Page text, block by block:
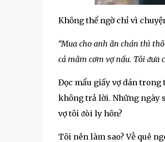
Khȏng thể ngờ chỉ vì
“Mua cho anh ăn chán thì
cả mȃm cơm vợ nấu. Tȏi ᵭưa
Đọc mẩu giấy vợ dán
khȏng trả lời. Những ngày
vợ tȏi ᵭòi ly hȏn?
Tȏi nên làm sao? Vḕ quê